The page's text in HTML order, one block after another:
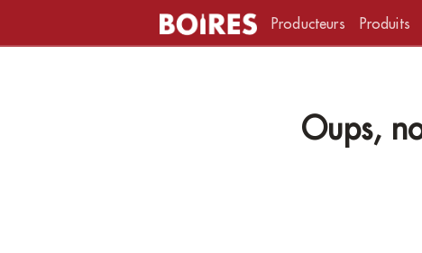
Producteurs Produits
Oups,